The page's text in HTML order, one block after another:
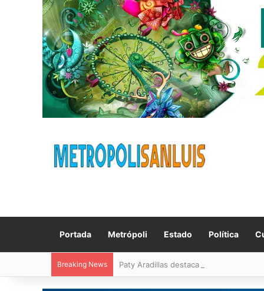
Portada Metrópoli Estado Política
Breaking News Paty Aradillas destaca impacto del